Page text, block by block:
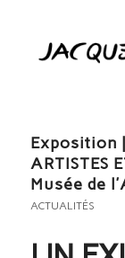
Exposition
ARTISTES
Musée de
ACTUALITÉS